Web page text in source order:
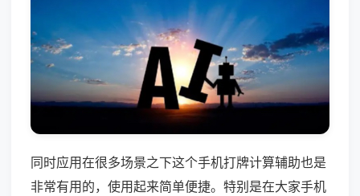
同时应用在很多场景之下这个手机打牌计算辅助也是
非常有用的，使用起来简单便捷。特别是在大家手机